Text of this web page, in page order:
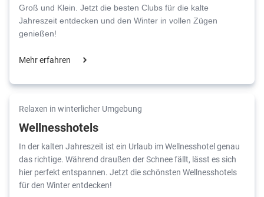
Groß und Klein. Jetzt die besten Clubs für die kalte
Jahreszeit entdecken und den Winter in vollen Zügen
genießen!
Mehr erfahren
Relaxen in winterlicher Umgebung
Wellnesshotels
In der kalten Jahreszeit ist ein Urlaub im Wellnesshotel genau
das richtige. Während draußen der Schnee fällt, lässt es sich
hier perfekt entspannen. Jetzt die schönsten Wellnesshotels
für den Winter entdecken!